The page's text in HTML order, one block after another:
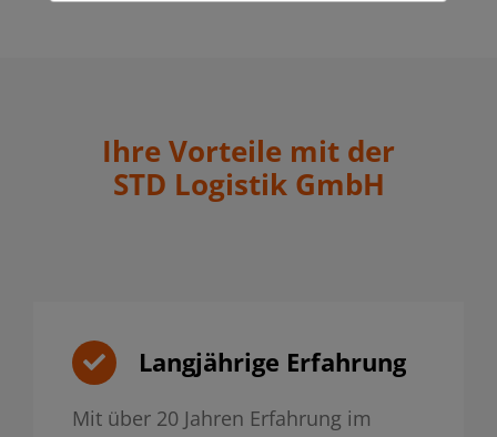
Ihre Vorteile mit der
STD Logistik GmbH
Langjährige Erfahrung
Mit über 20 Jahren Erfahrung im